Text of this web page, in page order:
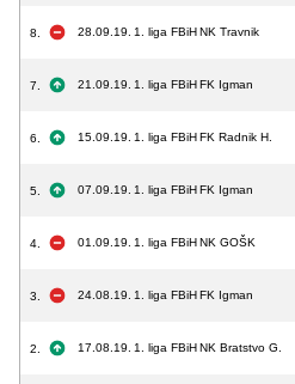
8. 28.09.19. 1. liga FBiHNK Travnik
7. 21.09.19. 1. liga FBiHFK Igman
6. 15.09.19. 1. liga FBiHFK Radnik H.
5. 07.09.19. 1. liga FBiHFK Igman
4. 01.09.19. 1. liga FBiHNK GOŠK
3. 24.08.19. 1. liga FBiHFK Igman
2. 17.08.19. 1. liga FBiHNK Bratstvo G.